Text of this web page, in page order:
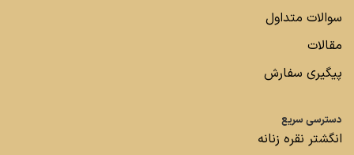
سوالات متداول
مقالات
پیگیری سفارش
دسترسی سریع
انگشتر نقره زنانه